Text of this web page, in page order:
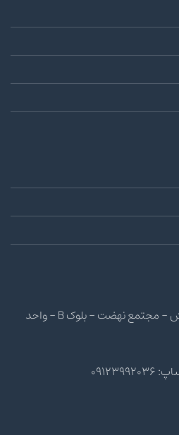
آدرس : سمنان - چهار راه ورزش - مجتمع نهضت - بلوک B - واحد